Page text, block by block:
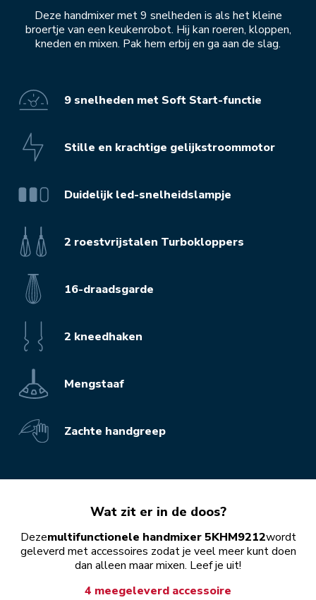
Deze handmixer met 9 snelheden is als het kleine
broertje van een keukenrobot. Hij kan roeren, kloppen,
kneden en mixen. Pak hem erbij en ga aan de slag.
9 snelheden met Soft Start-functie
Stille en krachtige gelijkstroommotor
Duidelijk led-snelheidslampje
2 roestvrijstalen Turbokloppers
16-draadsgarde
2 kneedhaken
Mengstaaf
Zachte handgreep
Wat zit er in de doos?
Dezemultifunctionele handmixer 5KHM9212wordt
geleverd met accessoires zodat je veel meer kunt doen
dan alleen maar mixen. Leef je uit!
4 meegeleverd accessoire